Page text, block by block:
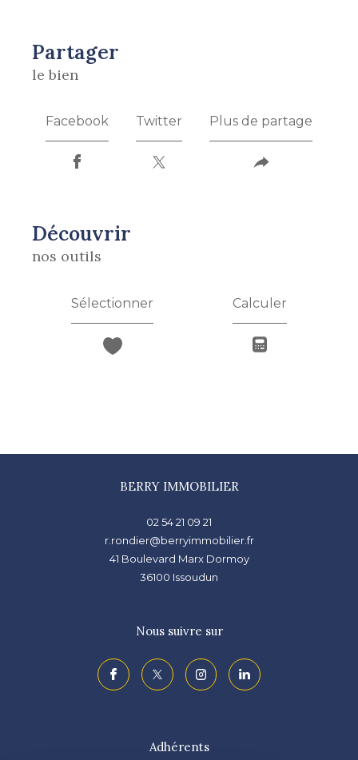
partager
le bien
Facebook Twitter Plus de partage
découvrir
nos outils
Sélectionner Calculer
BERRY IMMOBILIER
02 54 21 09 21
r.rondier@berryimmobilier.fr
41 Boulevard Marx Dormoy
36100 issoudun
Nous suivre sur
Adhérents